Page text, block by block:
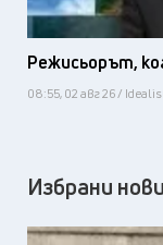
Режисьорът,
08:55, 02 авг 26 /
Избрани